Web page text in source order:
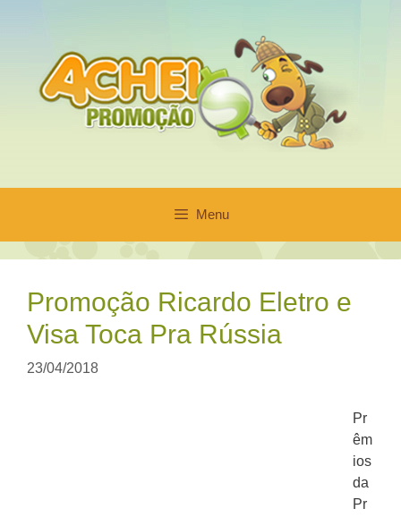
conteúdo
Menu
Promoção Ricardo Eletro e
Visa Toca Pra Rússia
23/04/2018
Pr
êm
ios
da
Pr